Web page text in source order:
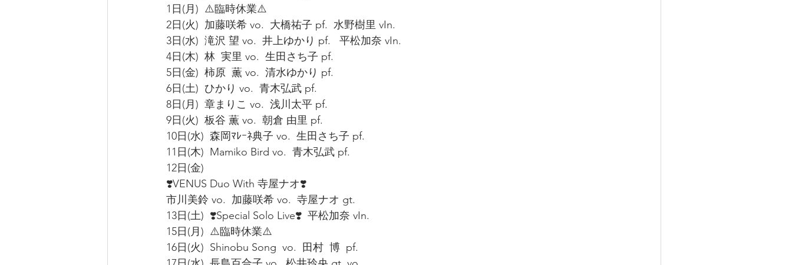
1日(月)  ⚠️臨時休業⚠️
2日(火)  加藤咲希 vo.  大橋祐子 pf.  水野樹里 vIn.
3日(水)  滝沢 望 vo.  井上ゆかり pf.   平松加奈 vIn.
4日(木)  林  実里 vo.  生田さち子 pf.
5日(金)  柿原  薫 vo.  清水ゆかり pf.
6日(土)  ひかり vo.  青木弘武 pf.
8日(月)  章まりこ vo.  浅川太平 pf.
9日(火)  板谷 薫 vo.  朝倉 由里 pf.
10日(水)  森岡ﾏﾚｰﾈ典子 vo.  生田さち子 pf.
11日(木)  Mamiko Bird vo.  青木弘武 pf.
12日(金)
❣️VENUS Duo With 寺屋ナオ❣️
市川美鈴 vo.  加藤咲希 vo.  寺屋ナオ gt.
13日(土)  ❣️Special Solo Live❣️  平松加奈 vIn.
15日(月)  ⚠️臨時休業⚠️
16日(火)  Shinobu Song  vo.  田村  博  pf.